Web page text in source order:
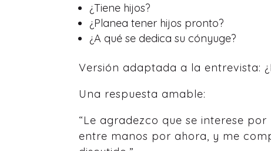
¿Tiene hijos?
¿Planea tener hijos pronto?
¿A qué se dedica su cónyuge?
Versión adaptada a la entrevista:
Una respuesta amable:
“Le agradezco que se interese
entre manos por ahora, y me